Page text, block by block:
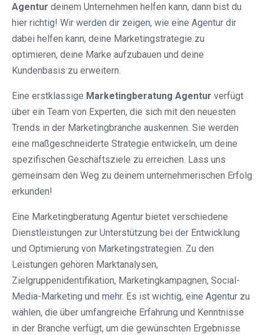
Agentur deinem Unternehmen helfen kann, dann bist du
hier richtig! Wir werden dir zeigen, wie eine Agentur dir
dabei helfen kann, deine Marketingstrategie zu
optimieren, deine Marke aufzubauen und deine
Kundenbasis zu erweitern.
Eine erstklassige Marketingberatung Agentur verfügt
über ein Team von Experten, die sich mit den neuesten
Trends in der Marketingbranche auskennen. Sie werden
eine maßgeschneiderte Strategie entwickeln, um deine
spezifischen Geschäftsziele zu erreichen. Lass uns
gemeinsam den Weg zu deinem unternehmerischen Erfolg
erkunden!
Eine Marketingberatung Agentur bietet verschiedene
Dienstleistungen zur Unterstützung bei der Entwicklung
und Optimierung von Marketingstrategien. Zu den
Leistungen gehören Marktanalysen,
Zielgruppenidentifikation, Marketingkampagnen, Social-
Media-Marketing und mehr. Es ist wichtig, eine Agentur zu
wählen, die über umfangreiche Erfahrung und Kenntnisse
in der Branche verfügt, um die gewünschten Ergebnisse